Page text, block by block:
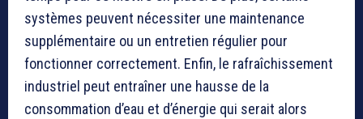
systèmes peuvent nécessiter une maintenance
supplémentaire ou un entretien régulier pour
fonctionner correctement. Enfin, le rafraîchissement
industriel peut entraîner une hausse de la
consommation d’eau et d’énergie qui serait alors